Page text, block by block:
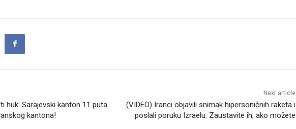
huk: Sarajevski kanton 11 puta
kantona!
Next article
(VIDEO) Iranci objavili snimak hipersoničnih raketa i
poslali poruku Izraelu: Zaustavite ih, ako možete